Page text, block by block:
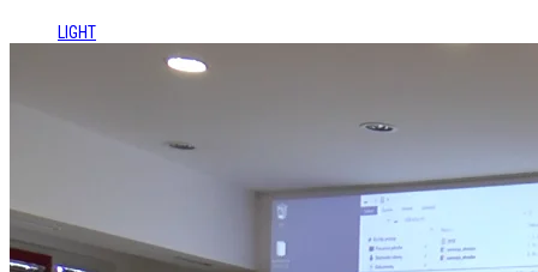
LIGHT